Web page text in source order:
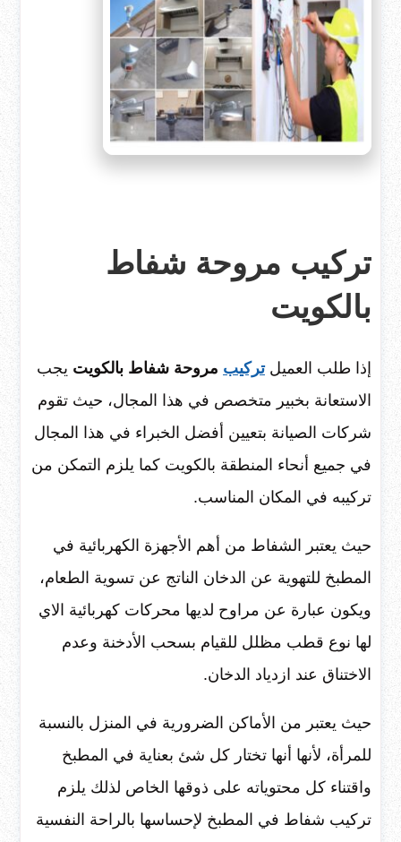
تركيب مروحة شفاط
بالكويت
إذا طلب العميلتركيب مروحة شفاط بالكويت يجب
الاستعانة بخبير متخصص في هذا المجال، حيث تقوم
شركات الصيانة بتعيين أفضل الخبراء في هذا المجال
في جميع أنحاء المنطقة بالكويت كما يلزم التمكن من
تركيبه في المكان المناسب.
حيث يعتبر الشفاط من أهم الأجهزة الكهربائية في
المطبخ للتهوية عن الدخان الناتج عن تسوية الطعام،
ويكون عبارة عن مراوح لديها محركات كهربائية الاي
لها نوع قطب مظلل للقيام بسحب الأدخنة وعدم
الاختناق عند ازدياد الدخان.
حيث يعتبر من الأماكن الضرورية في المنزل بالنسبة
للمرأة، لأنها أنها تختار كل شئ بعناية في المطبخ
واقتناء كل محتوياته على ذوقها الخاص لذلك يلزم
تركيب شفاط في المطبخ لإحساسها بالراحة النفسية